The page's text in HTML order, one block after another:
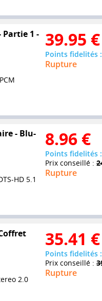
Partie 1 - 39.95 €
Points fidelités
Rupture
- Blu-
HD 5.1
8.96 €
Points fidelités
Prix conseillé :
Rupture
2.0
35.41 €
Points fidelités
Prix conseillé :
Rupture